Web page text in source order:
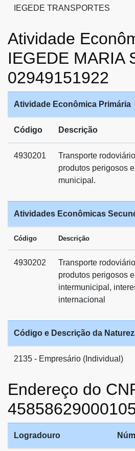
IEGEDE TRANSPORTES
Atividade
IEGEDE MARIA
02949151922
Atividade Econômica Primária
Código Descrição
4930201
Transporte
produtos perigosos
municipal.
Atividades Econômicas
Código Descrição
4930202
Transporte
produtos perigosos
intermunicipal,
internacional
Código e Descrição da
2135 - Empresário (Individual)
Endereço do
Logradouro